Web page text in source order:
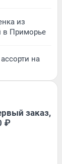
из
в Приморье
на
заказ,
₽